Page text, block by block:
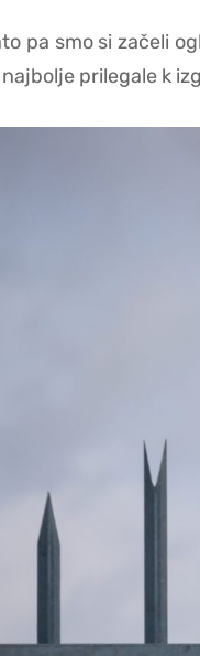
pa smo si začeli
prilegale k